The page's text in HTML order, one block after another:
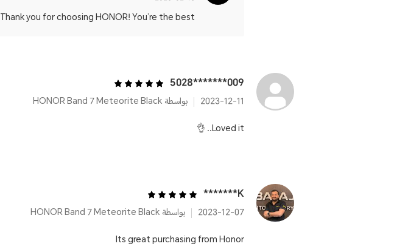
Thank you for choosing HONOR! You’re the best ! 👍
009*******5028
2023-12-11 بواسطة HONOR Band 7 Meteorite Black
Loved it.. 👌
K*******
2023-12-07 بواسطة HONOR Band 7 Meteorite Black
Its great purchasing from Honor